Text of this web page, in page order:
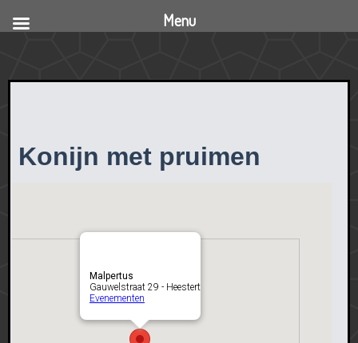
Konijn met pruimen
Malpertus
Gauwelstraat 29 - Heestert
Evenementen
Menu